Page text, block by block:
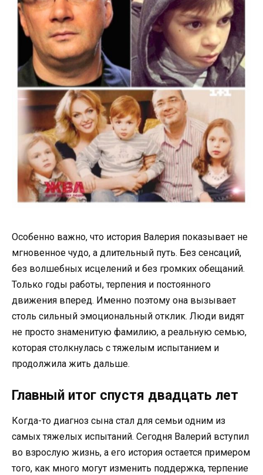
Особенно важно, что история Валерия показывает не
мгновенное чудо, а длительный путь. Без сенсаций,
без волшебных исцелений и без громких обещаний.
Только годы работы, терпения и постоянного
движения вперед. Именно поэтому она вызывает
столь сильный эмоциональный отклик. Люди видят
не просто знаменитую фамилию, а реальную семью,
которая столкнулась с тяжелым испытанием и
продолжила жить дальше.
Главный итог спустя двадцать лет
Когда-то диагноз сына стал для семьи одним из
самых тяжелых испытаний. Сегодня Валерий вступил
во взрослую жизнь, а его история остается примером
того, как много могут изменить поддержка, терпение